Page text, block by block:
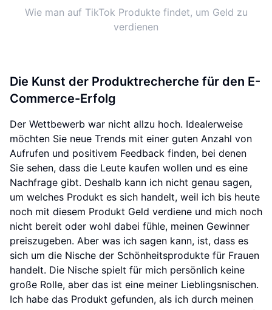
Wie man auf TikTok Produkte findet, um Geld zu
verdienen
Die Kunst der Produktrecherche für den E-
Commerce-Erfolg
Der Wettbewerb war nicht allzu hoch. Idealerweise
möchten Sie neue Trends mit einer guten Anzahl von
Aufrufen und positivem Feedback finden, bei denen
Sie sehen, dass die Leute kaufen wollen und es eine
Nachfrage gibt. Deshalb kann ich nicht genau sagen,
um welches Produkt es sich handelt, weil ich bis heute
noch mit diesem Produkt Geld verdiene und mich noch
nicht bereit oder wohl dabei fühle, meinen Gewinner
preiszugeben. Aber was ich sagen kann, ist, dass es
sich um die Nische der Schönheitsprodukte für Frauen
handelt. Die Nische spielt für mich persönlich keine
große Rolle, aber das ist eine meiner Lieblingsnischen.
Ich habe das Produkt gefunden, als ich durch meinen